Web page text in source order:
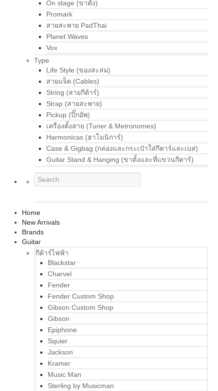
On stage (ขาตั้ง)
Promark
สายสะพาย PadThai
Planet Waves
Vox
Type
Life Style (ของสะสม)
สายแจ็ค (Cables)
String (สายกีต้าร์)
Strap (สายสะพาย)
Pickup (ปิ๊กอัพ)
เครื่องตั้งสาย (Tuner & Metronomes)
Harmonicas (ฮาโมนิการ์)
Case & Gigbag (กล่องและกระเป๋าใส่กีตาร์และเบส)
Guitar Stand & Hanging (ขาตั้งและที่แขวนกีตาร์)
Home
New Arrivals
Brands
Guitar
กีต้าร์ไฟฟ้า
Blackstar
Charvel
Fender
Fender Custom Shop
Gibson Custom Shop
Gibson
Epiphone
Squier
Jackson
Kramer
Music Man
Sterling by Musicman